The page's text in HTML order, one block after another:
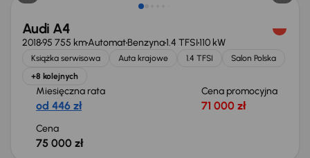
Audi A4
201895 755 kmAutomatBenzyna1.4 TFSI110 kW
Książka serwisowa Auta krajowe 1.4 TFSI
Salon Polska
+8 kolejnych
Miesięczna rata
od 446 zł
Cena promocyjna
71 000 zł
Cena
75 000 zł